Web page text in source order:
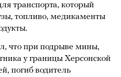
транспорта, который
топливо, медикаменты
что при подрыве мины,
у границы Херсонской
погиб водитель